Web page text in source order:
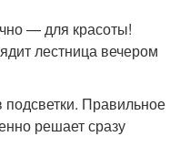
— для красоты!
лестница вечером
Правильное
решает сразу